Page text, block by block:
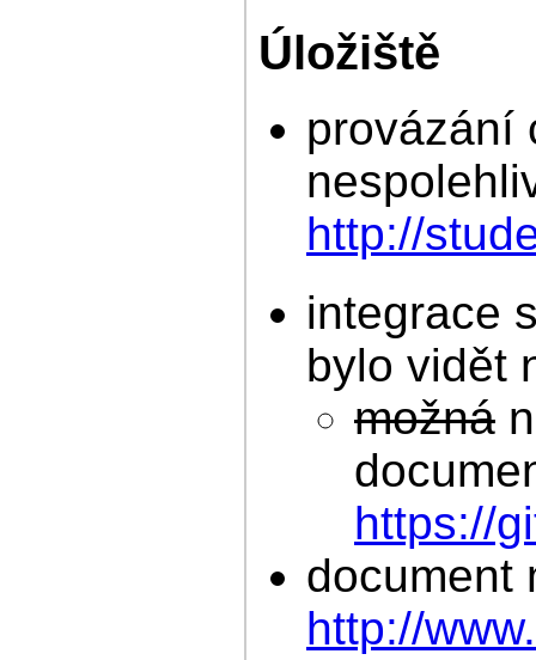
Úložiště
provázání
http://
integrace
bylo vidět
možná
https://
document
http://